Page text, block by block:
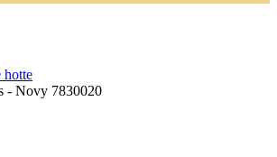
hotte
- Novy 7830020